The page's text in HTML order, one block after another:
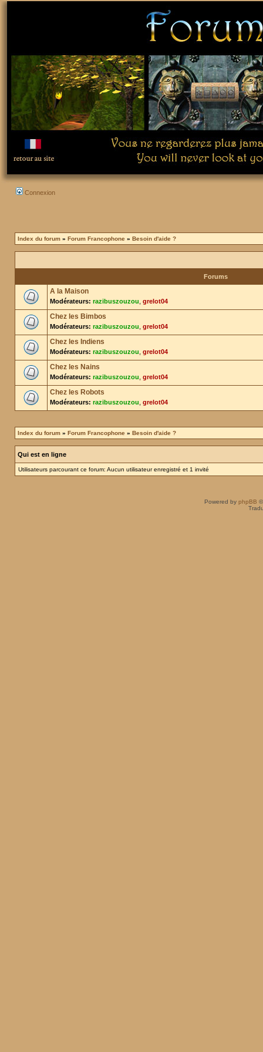
Connexion
Index du forum » Forum Francophone » Besoin d'aide ?
Forums
A la Maison
Modérateurs: razibuszouzou grelot04
Chez les Bimbos
Modérateurs: razibuszouzou grelot04
Chez les Indiens
Modérateurs: razibuszouzou grelot04
Chez les Nains
Modérateurs: razibuszouzou grelot04
Chez les Robots
Modérateurs: razibuszouzou grelot04
Index du forum » Forum Francophone » Besoin d'aide ?
Qui est en ligne
Utilisateurs parcourant ce forum: Aucun utilisateur enregistré et 1 invité
Powered by phpBB